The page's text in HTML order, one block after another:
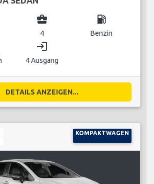
business_center
4
local_gas_station
Benzin
login
4 Ausgang
DETAILS ANZEIGEN...
KOMPAKTWAGEN